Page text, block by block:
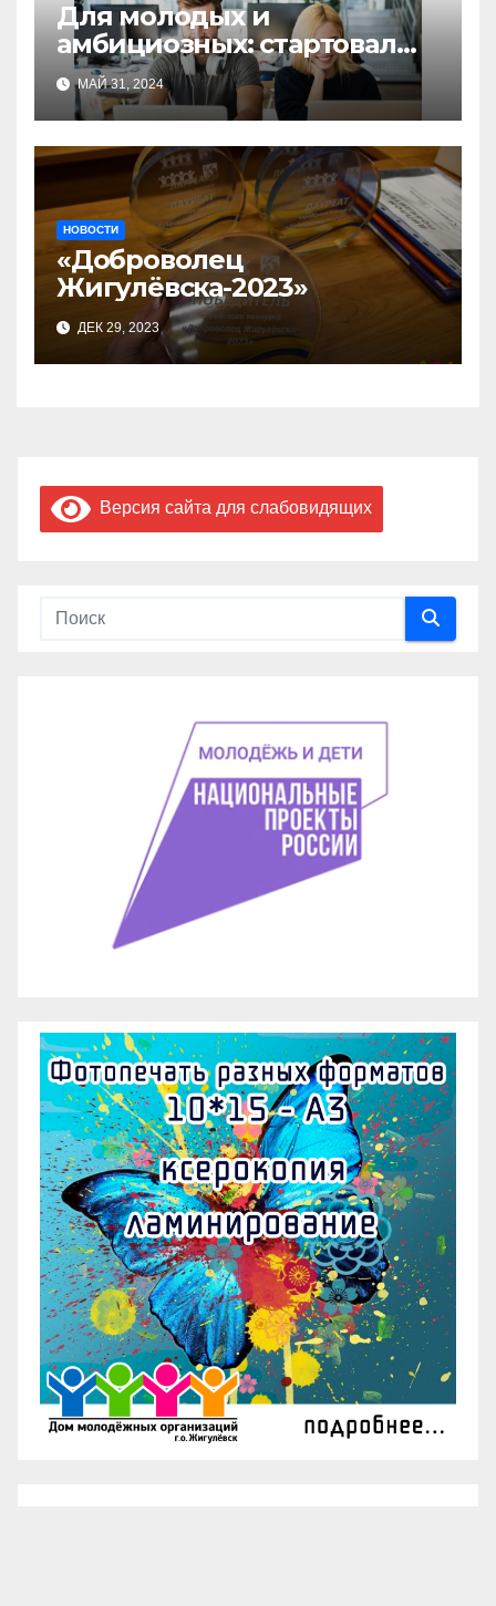
Для молодых и
амбициозных: стартовал
прием заявок на участие в
бизнес-акселераторе «Ты
предприниматель»
МАЙ 31, 2024
НОВОСТИ
«Доброволец
Жигулёвска-2023»
ДЕК 29, 2023
Версия сайта для слабовидящих